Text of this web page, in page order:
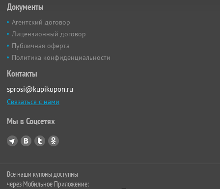
Документы
Агентский договор
Лицензионный договор
Публичная оферта
Политика конфиденциальности
Контакты
sprosi@kupikupon.ru
Связаться с нами
Мы в Соцсетях
Все наши купоны доступны
через Мобильное Приложение: